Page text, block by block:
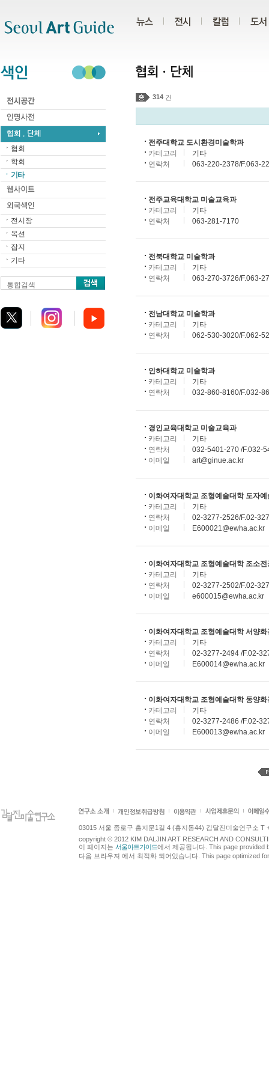
협회
학회
기타
전시장
옥션
잡지
기타
통합검색
314 건
전주대학교 도시환경미술학과
카테고리
기타
연락처
063-220-2378/F.063-
전주교육대학교 미술교육과
카테고리
기타
연락처
063-281-7170
전북대학교 미술학과
카테고리
기타
연락처
063-270-3726/F.063-
전남대학교 미술학과
카테고리
기타
연락처
062-530-3020/F.062-
인하대학교 미술학과
카테고리
기타
연락처
032-860-8160/F.032-
경인교육대학교 미술교육과
카테고리
기타
연락처
032-5401-270 /F.032-
이메일
art@ginue.ac.kr
이화여자대학교 조형예술대학 도자예
카테고리
기타
연락처
02-3277-2526/F.02-
이메일
E600021@ewha.ac.kr
이화여자대학교 조형예술대학 조소전
카테고리
기타
연락처
02-3277-2502/F.02-
이메일
e600015@ewha.ac.kr
이화여자대학교 조형예술대학 서양화
카테고리
기타
연락처
02-3277-2494 /F.02-
이메일
E600014@ewha.ac.kr
이화여자대학교 조형예술대학 동양화
카테고리
기타
연락처
02-3277-2486 /F.02-
이메일
E600013@ewha.ac.kr
03015 서울 종로구 홍지문1길 4 (홍지동44) 김달진미술연구소 T
copyright © 2012 KIM DALJIN ART RESEARCH AND
이 페이지는 서울아트가이드에서 제공됩니다. This page provided
다음 브라우져 에서 최적화 되어있습니다. This page optimized